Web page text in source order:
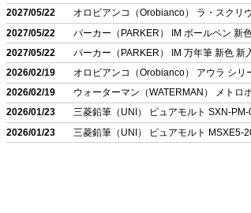
2027/05/22
オロビアンコ（Orobianco） ラ・スクリ
2027/05/22
パーカー（PARKER） IM ボールペン 新
2027/05/22
パーカー（PARKER） IM 万年筆 新色 新
2026/02/19
オロビアンコ（Orobianco） アウラ シリ
2026/02/19
ウォーターマン（WATERMAN） メトロ
2026/01/23
三菱鉛筆（UNI） ピュアモルト SXN-
2026/01/23
三菱鉛筆（UNI） ピュアモルト MSXE5-